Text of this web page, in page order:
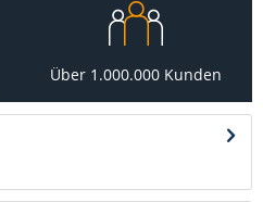
Über 1.000.000 Kunden